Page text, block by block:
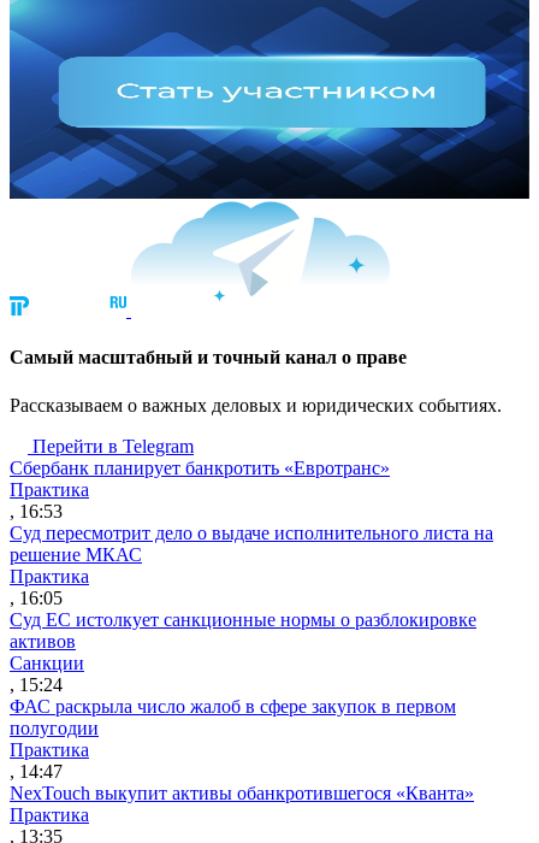
Cамый масштабный и точный канал о праве
Рассказываем о важных деловых и юридических событиях.
Перейти в Telegram
Сбербанк планирует банкротить «Евротранс»
Практика
, 16:53
Суд пересмотрит дело о выдаче исполнительного листа на
решение МКАС
Практика
, 16:05
Суд ЕС истолкует санкционные нормы о разблокировке
активов
Санкции
, 15:24
ФАС раскрыла число жалоб в сфере закупок в первом
полугодии
Практика
, 14:47
NexTouch выкупит активы обанкротившегося «Кванта»
Практика
, 13:35